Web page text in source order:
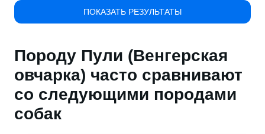
ПОКАЗАТЬ РЕЗУЛЬТАТЫ
Породу Пули (Венгерская
овчарка) часто сравнивают
со следующими породами
собак